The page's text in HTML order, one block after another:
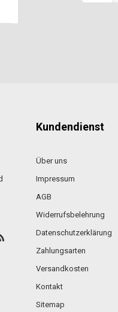
Kundendienst
Über uns
Impressum
AGB
Widerrufsbelehrung
Datenschutzerklärung
Zahlungsarten
Versandkosten
Kontakt
Sitemap